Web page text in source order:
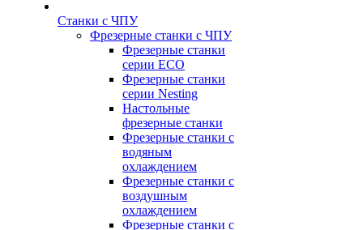
Станки с ЧПУ
Фрезерные станки с ЧПУ
Фрезерные станки
серии ECO
Фрезерные станки
серии Nesting
Настольные
фрезерные станки
Фрезерные станки с
водяным
охлаждением
Фрезерные станки с
воздушным
охлаждением
Фрезерные станки с